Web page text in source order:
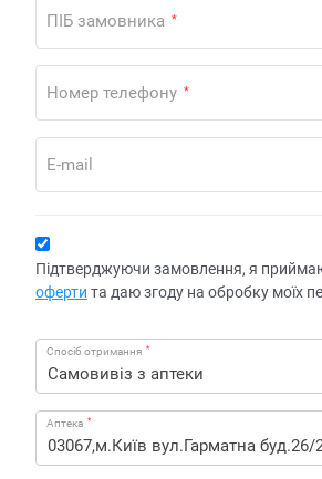
ПІБ замовника *
Номер телефону *
E-mail
Підтверджуючи замовлення, я
оферти та даю згоду на обробку моїх
Спосіб отримання *
Аптека *